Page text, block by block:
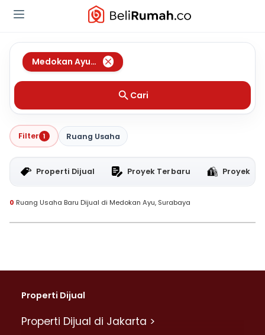
Medokan Ayu
,Surabaya
Cari
Filter 1 Ruang Usaha
Properti Dijual Proyek Terbaru Proyek
0 Ruang Usaha Baru Dijual di Medokan Ayu, Surabaya
Properti Dijual
Properti Dijual di Jakarta >